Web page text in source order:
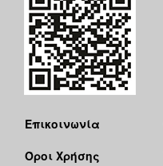
Επικοινωνία
Όροι Χρήσης